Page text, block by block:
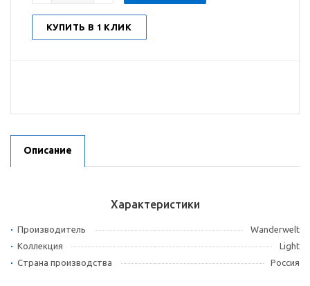
КУПИТЬ В 1 КЛИК
Описание
Характеристики
Производитель
Wanderwelt
Коллекция
Light
Страна производства
Россия